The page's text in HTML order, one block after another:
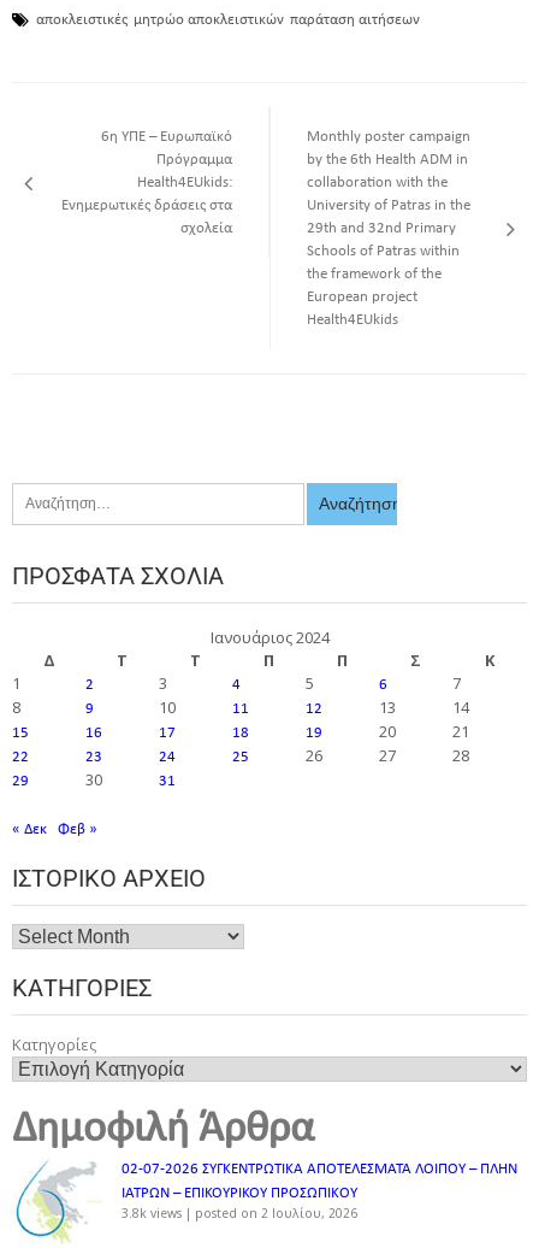
αποκλειστικές μητρώο αποκλειστικών παράταση αιτήσεων
6η ΥΠΕ – Ευρωπαϊκό
Πρόγραμμα
Health4EUkids:
Ενημερωτικές δράσεις στα
σχολεία
Monthly poster campaign
by the 6th Health ADM in
collaboration with the
University of Patras in the
29th and 32nd Primary
Schools of Patras within
the framework of the
European project
Health4EUkids
ΠΡΌΣΦΑΤΑ ΣΧΌΛΙΑ
Ιανουάριος 2024
Δ
Τ Τ Π Π Σ
Κ
1
2 3 4 5 6
7
8
9 10 11 12 13 14
15 16 17 18 19 20 21
22 23 24 25 26 27 28
29 30 31
« Δεκ Φεβ »
ΙΣΤΟΡΙΚΌ ΑΡΧΕΊΟ
ΚΑΤΗΓΟΡΊΕΣ
Κατηγορίες
Δημοφιλή Άρθρα
02-07-2026 ΣΥΓΚΕΝΤΡΩΤΙΚΑ ΑΠΟΤΕΛΕΣΜΑΤΑ ΛΟΙΠΟΥ – ΠΛΗΝ
ΙΑΤΡΩΝ – ΕΠΙΚΟΥΡΙΚΟΥ ΠΡΟΣΩΠΙΚOY
3.8k views | posted on 2 Ιουλίου, 2026